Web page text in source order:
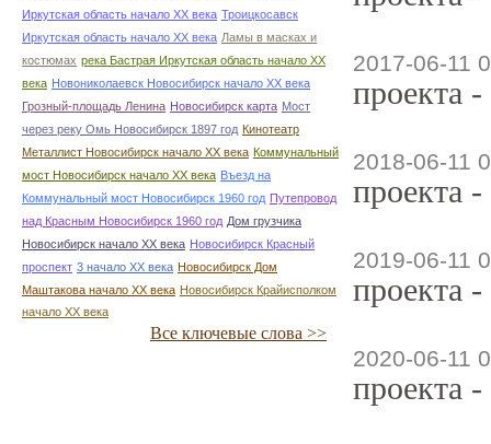
Иркутская область начало ХХ века Троицкосавск
Иркутская область начало ХХ века Ламы в масках и
костюмах река Бастрая Иркутская область начало ХХ
века Новониколаевск Новосибирск начало ХХ века
Грозный-площадь Ленина Новосибирск карта Мост
через реку Омь Новосибирск 1897 год Кинотеатр
Металлист Новосибирск начало ХХ века Коммунальный
мост Новосибирск начало ХХ века Въезд на
Коммунальный мост Новосибирск 1960 год Путепровод
над Красным Новосибирск 1960 год Дом грузчика
Новосибирск начало ХХ века Новосибирск Красный
проспект 3 начало ХХ века Новосибирск Дом
Маштакова начало ХХ века Новосибирск Крайисполком
начало ХХ века
Все ключевые слова >>
2017-06-11
проекта
2018-06-11
проекта
2019-06-11
проекта
2020-06-11
проекта